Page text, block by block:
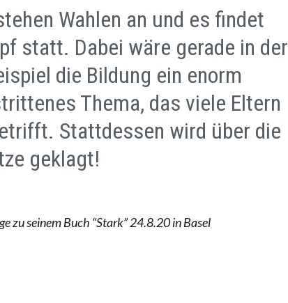
Wahlen an und es findet
statt. Dabei wäre gerade in der
die Bildung ein enorm
Thema, das viele Eltern
Stattdessen wird über die
geklagt!
zu seinem Buch “Stark” 24.8.20 in Basel